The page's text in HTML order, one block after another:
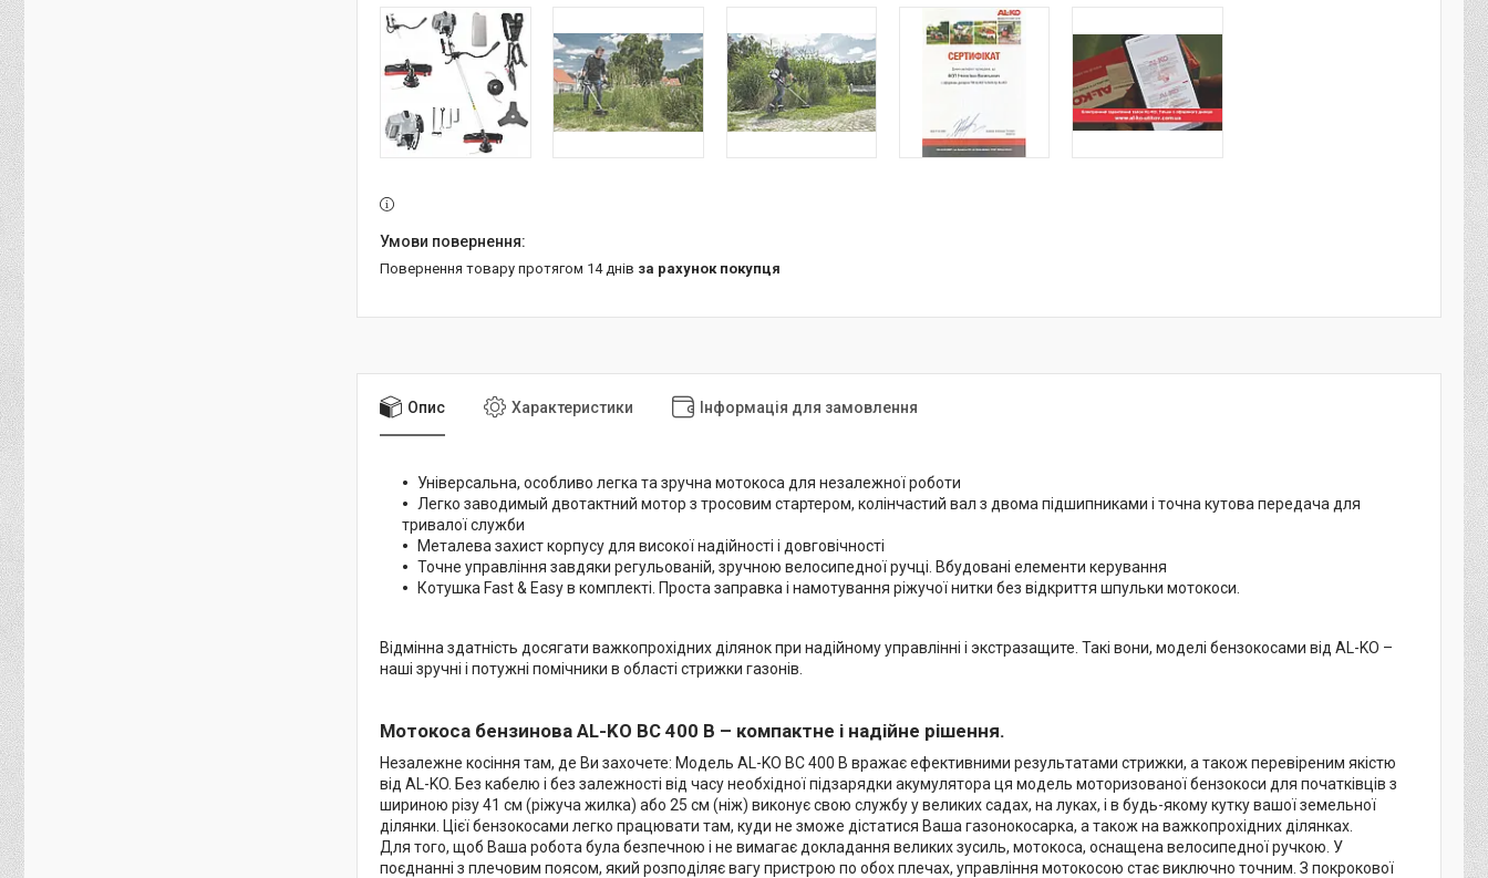
повернення товару протягом 14 днів за рахунок покупця
Опис Характеристики Інформація для замовлення
Універсальна, особливо легка та зручна мотокоса для незалежної роботи
Легко заводимый двотактний мотор з тросовим стартером, колінчастий вал з двома підшипниками і точна кутова передача для
тривалої служби
Металева захист корпусу для високої надійності і довговічності
Точне управління завдяки регульованій, зручною велосипедної ручці. Вбудовані елементи керування
Котушка Fast & Easy в комплекті. Проста заправка і намотування ріжучої нитки без відкриття шпульки мотокоси.
Відмінна здатність досягати важкопрохідних ділянок при надійному управлінні і экстразащите. Такі вони, моделі бензокосами від AL-KO –
наші зручні і потужні помічники в області стрижки газонів.
Мотокоса бензинова AL-KO BC 400 B – компактне і надійне рішення.
Незалежне косіння там, де Ви захочете: Модель AL-KO BC 400 B вражає ефективними результатами стрижки, а також перевіреним якістю
від AL-KO. Без кабелю і без залежності від часу необхідної підзарядки акумулятора ця модель моторизованої бензокоси для початківців з
шириною різу 41 см (ріжуча жилка) або 25 см (ніж) виконує свою службу у великих садах, на луках, і в будь-якому кутку вашої земельної
ділянки. Цієї бензокосами легко працювати там, куди не зможе дістатися Ваша газонокосарка, а також на важкопрохідних ділянках.
Для того, щоб Ваша робота була безпечною і не вимагає докладання великих зусиль, мотокоса, оснащена велосипедної ручкою. У
поєднанні з плечовим поясом, який розподіляє вагу пристрою по обох плечах, управління мотокосою стає виключно точним. З покрокової